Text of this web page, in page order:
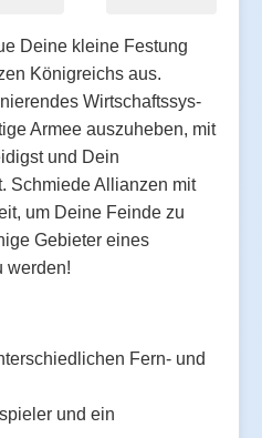
Deine kleine Festung
Königreichs aus.
Wirtschaftssys-
Armee auszuheben, mit
und Dein
Schmiede Allianzen mit
um Deine Feinde zu
Gebieter eines
werden!
Fern- und
und ein